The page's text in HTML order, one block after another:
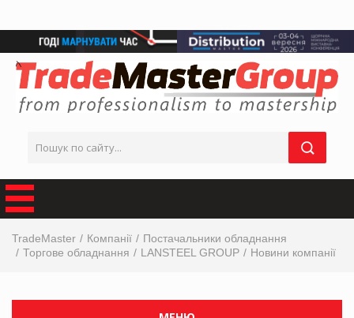
TradeMaster Компанії
Постачальники обладнання
Торгове обладнання
LANSTEEL GROUP Новини компанії